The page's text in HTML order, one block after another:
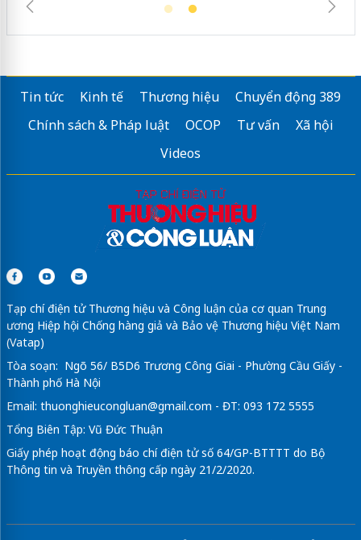
Tin tức Kinh tế Thương hiệu
Chuyển động 389
Chính sách & Pháp luật
OCOP Tư vấn
Xã hội
Videos
Tạp chí điện tử Thương hiệu và Công luận của cơ quan Trung
ương Hiệp hội Chống hàng giả và Bảo vệ Thương hiệu Việt Nam
(Vatap)
Tòa soạn: Ngõ 56/ B5D6 Trương Công Giai - Phường Cầu Giấy -
Thành phố Hà Nội
Email: thuonghieucongluan@gmail.com - ĐT: 093 172 5555
Tổng Biên Tập: Vũ Đức Thuận
Giấy phép hoạt động báo chí điện tử số 64/GP-BTTTT do Bộ
Thông tin và Truyền thông cấp ngày 21/2/2020.